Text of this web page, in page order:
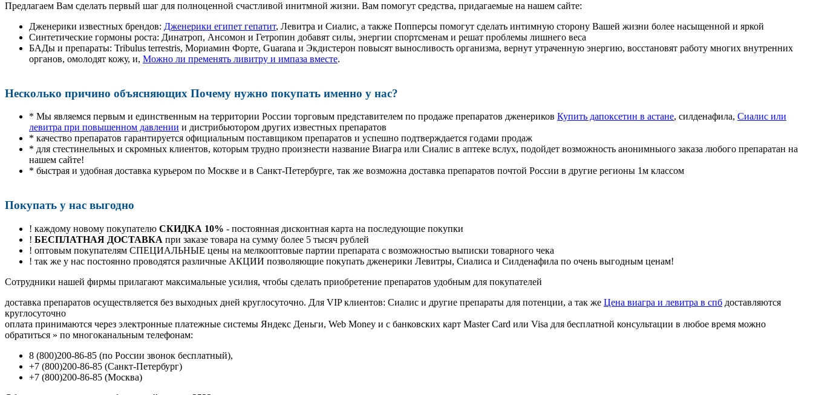
Предлагаем Вам сделать первый шаг для полноценной счастливой инитмной жизни. Вам помогут средства, придагаемые на нашем сайте:
Дженерики известных брендов: Дженерики египет гепатит, Левитра и Сиалис, а также Попперсы помогут сделать интимную сторону Вашей жизни более насыщенной и яркой
Синтетические гормоны роста: Динатроп, Ансомон и Гетропин добавят силы, энергии спортсменам и решат проблемы лишнего веса
БАДы и препараты: Tribulus terrestris, Мориамин Форте, Guarana и Экдистерон повысят выносливость организма, вернут утраченную энергию, восстановят работу многих внутренних
органов, омолодят кожу, и, Можно ли пременять ливитру и импаза вместе.
Несколько причино объясняющих Почему нужно покупать именно у нас?
* Мы являемся первым и единственным на территории России торговым представителем по продаже препаратов дженериков Купить дапоксетин в астане, силденафила, Сиалис или
левитра при повышенном давлении и дистрибьютором других известных препаратов
* качество препаратов гарантируется официальным поставщиком препаратов и успешно подтверждается годами продаж
* для стестинельных и скромных клиентов, которым трудно произнести название Виагра или Сиалис в аптеке вслух, подойдет возможность анонимныого заказа любого препаратан на
нашем сайте!
* быстрая и удобная доставка курьером по Москве и в Санкт-Петербурге, так же возможна доставка препаратов почтой России в другие регионы 1м классом
Покупать у нас выгодно
! каждому новому покупателю СКИДКА 10% - постоянная дисконтная карта на последующие покупки
! БЕСПЛАТНАЯ ДОСТАВКА при заказе товара на сумму более 5 тысяч рублей
! оптовым покупателям СПЕЦИАЛЬНЫЕ цены на мелкооптовые партии препарата с возможностью выписки товарного чека
! так же у нас постоянно проводятся различные АКЦИИ позволяющие покупать дженерики Левитры, Сиалиса и Силденафила по очень выгодным ценам!
Cотрудники нашей фирмы прилагают максимальные усилия, чтобы сделать приобретение препаратов удобным для покупателей
доставка препаратов осуществляется без выходных дней круглосуточно. Для VIP клиентов: Сиалис и другие препараты для потенции, а так же Цена виагра и левитра в спб доставляются
круглосуточно
оплата принимаются через электронные платежные системы Яндекс Деньги, Web Money и с банковских карт Master Card или Visa для бесплатной консультации в любое время можно
обратиться » по многоканальным телефонам:
8 (800)200-86-85 (по России звонок бесплатный),
+7 (800)200-86-85 (Санкт-Петербург)
+7 (800)200-86-85 (Москва)